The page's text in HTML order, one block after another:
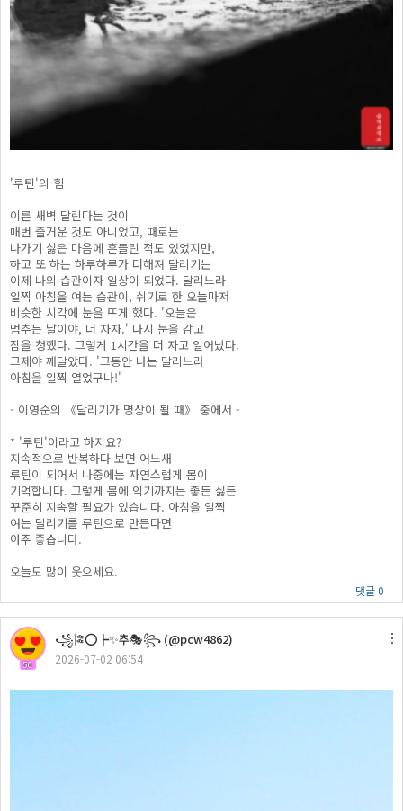
'루틴'의 힘
이른 새벽 달린다는 것이
매번 즐거운 것도 아니었고, 때로는
나가기 싫은 마음에 흔들린 적도 있었지만,
하고 또 하는 하루하루가 더해져 달리기는
이제 나의 습관이자 일상이 되었다. 달리느라
일찍 아침을 여는 습관이, 쉬기로 한 오늘마저
비슷한 시각에 눈을 뜨게 했다. '오늘은
멈추는 날이야, 더 자자.' 다시 눈을 감고
잠을 청했다. 그렇게 1시간을 더 자고 일어났다.
그제야 깨달았다. '그동안 나는 달리느라
아침을 일찍 열었구나!'
- 이영순의 《달리기가 명상이 될 때》 중에서 -
* '루틴'이라고 하지요?
지속적으로 반복하다 보면 어느새
루틴이 되어서 나중에는 자연스럽게 몸이
기억합니다. 그렇게 몸에 익기까지는 좋든 싫든
꾸준히 지속할 필요가 있습니다. 아침을 일찍
여는 달리기를 루틴으로 만든다면
아주 좋습니다.
오늘도 많이 웃으세요.
댓글 0
50
꧁🎏⭕┣✨추🎭꧂ (@pcw4862)
2026-07-02 06:54